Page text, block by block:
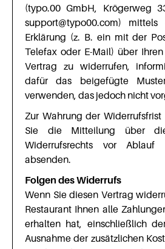
(typo.00 GmbH, Krögerweg
support@typo00.com)
Erklärung (z. B. ein mit der
Telefax oder E-Mail) über
Vertrag zu widerrufen,
dafür das beigefügte
verwenden, das jedoch nicht
Zur Wahrung der
Sie die Mitteilung über
Widerrufsrechts vor Ablauf
absenden.
Folgen des Widerrufs
Wenn Sie diesen Vertrag
Restaurant Ihnen alle
erhalten hat, einschließlich
Ausnahme der zusätzlichen